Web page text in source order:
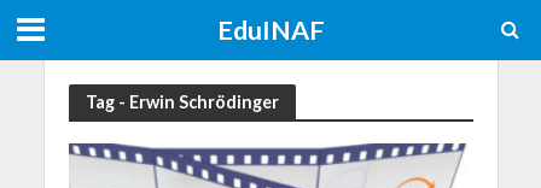
EduINAF
Tag - Erwin Schrödinger